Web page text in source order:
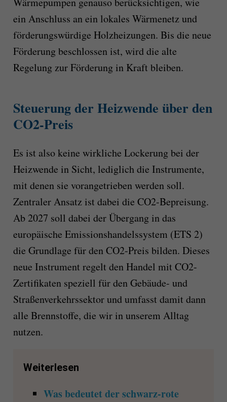
ein Anschluss an ein lokales Wärmenetz und
förderungswürdige Holzheizungen. Bis die neue
Förderung beschlossen ist, wird die alte
Regelung zur Förderung in Kraft bleiben.
Steuerung der Heizwende über den
CO2-Preis
Es ist also keine wirkliche Lockerung bei der
Heizwende in Sicht, lediglich die Instrumente,
mit denen sie vorangetrieben werden soll.
Zentraler Ansatz ist dabei die CO2-Bepreisung.
Ab 2027 soll dabei der Übergang in das
europäische Emissionshandelssystem (ETS 2)
die Grundlage für den CO2-Preis bilden. Dieses
neue Instrument regelt den Handel mit CO2-
Zertifikaten speziell für den Gebäude- und
Straßenverkehrssektor und umfasst damit dann
alle Brennstoffe, die wir in unserem Alltag
nutzen.
Weiterlesen
Was bedeutet der schwarz-rote